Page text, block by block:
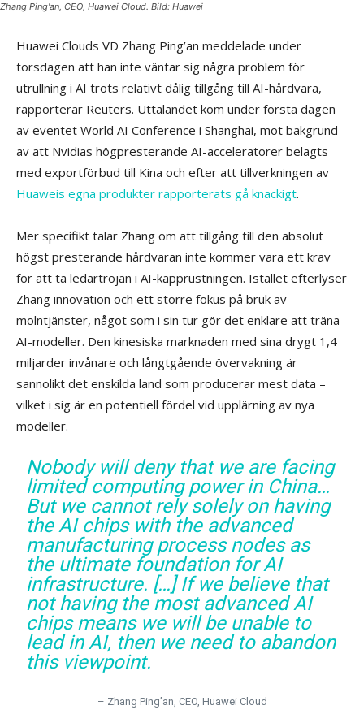
Zhang Ping'an, CEO, Huawei Cloud. Bild: Huawei
Huawei Clouds VD Zhang Ping’an meddelade under
torsdagen att han inte väntar sig några problem för
utrullning i AI trots relativt dålig tillgång till AI-hårdvara,
rapporterar Reuters. Uttalandet kom under första dagen
av eventet World AI Conference i Shanghai, mot bakgrund
av att Nvidias högpresterande AI-acceleratorer belagts
med exportförbud till Kina och efter att tillverkningen av
Huaweis egna produkter rapporterats gå knackigt.
Mer specifikt talar Zhang om att tillgång till den absolut
högst presterande hårdvaran inte kommer vara ett krav
för att ta ledartröjan i AI-kapprustningen. Istället efterlyser
Zhang innovation och ett större fokus på bruk av
molntjänster, något som i sin tur gör det enklare att träna
AI-modeller. Den kinesiska marknaden med sina drygt 1,4
miljarder invånare och långtgående övervakning är
sannolikt det enskilda land som producerar mest data –
vilket i sig är en potentiell fördel vid upplärning av nya
modeller.
Nobody will deny that we are facing
limited computing power in China…
But we cannot rely solely on having
the AI chips with the advanced
manufacturing process nodes as
the ultimate foundation for AI
infrastructure. […] If we believe that
not having the most advanced AI
chips means we will be unable to
lead in AI, then we need to abandon
this viewpoint.
– Zhang Ping’an, CEO, Huawei Cloud